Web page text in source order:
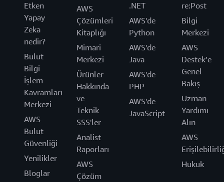
Etken
Yapay
Zeka
nedir?
Bulut
Bilgi
İşlem
Kavramları
Merkezi
AWS
Bulut
Güvenliği
Yenilikler
Bloglar
AWS
Çözümleri
Kitaplığı
Mimari
Merkezi
Ürünler
Hakkında
ve
Teknik
SSS'ler
Analist
Raporları
AWS
Çözüm
.NET
AWS'de
Python
AWS'de
Java
AWS'de
PHP
AWS'de
JavaScript
re:Post
Bilgi
Merkezi
AWS
Destek’e
Genel
Bakış
Uzman
Yardımı
Alın
AWS
Hukuk